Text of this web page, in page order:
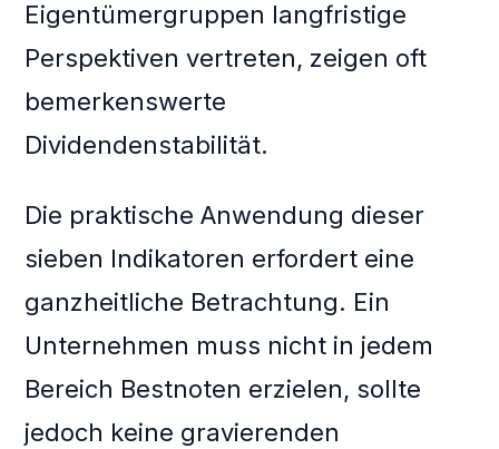
Eigentümergruppen langfristige
Perspektiven vertreten, zeigen oft
bemerkenswerte
Dividendenstabilität.
Die praktische Anwendung dieser
sieben Indikatoren erfordert eine
ganzheitliche Betrachtung. Ein
Unternehmen muss nicht in jedem
Bereich Bestnoten erzielen, sollte
jedoch keine gravierenden